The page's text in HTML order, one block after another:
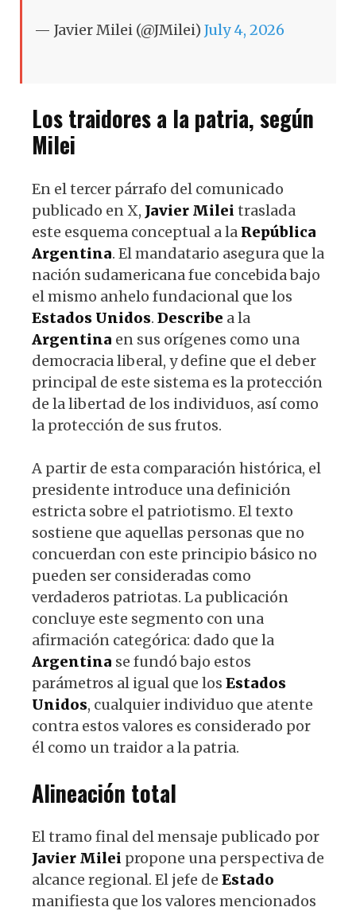
— Javier Milei (@JMilei) July 4, 2026
Los traidores a la patria, según
Milei
En el tercer párrafo del comunicado
publicado en X, Javier Milei traslada
este esquema conceptual a la República
Argentina. El mandatario asegura que la
nación sudamericana fue concebida bajo
el mismo anhelo fundacional que los
Estados Unidos. Describe a la
Argentina en sus orígenes como una
democracia liberal, y define que el deber
principal de este sistema es la protección
de la libertad de los individuos, así como
la protección de sus frutos.
A partir de esta comparación histórica, el
presidente introduce una definición
estricta sobre el patriotismo. El texto
sostiene que aquellas personas que no
concuerdan con este principio básico no
pueden ser consideradas como
verdaderos patriotas. La publicación
concluye este segmento con una
afirmación categórica: dado que la
Argentina se fundó bajo estos
parámetros al igual que los Estados
Unidos, cualquier individuo que atente
contra estos valores es considerado por
él como un traidor a la patria.
Alineación total
El tramo final del mensaje publicado por
Javier Milei propone una perspectiva de
alcance regional. El jefe de Estado
manifiesta que los valores mencionados